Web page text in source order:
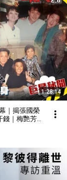
1:28:14
｜揭張國榮
｜梅艷芳與
星級保險從